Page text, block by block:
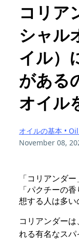
コリア
シャル
イル）
がある
オイル
オイルの基本 •
November 08,
「コリアンダ
「パクチーの
想する人は多い
コリアンダー
れる有名なスパ